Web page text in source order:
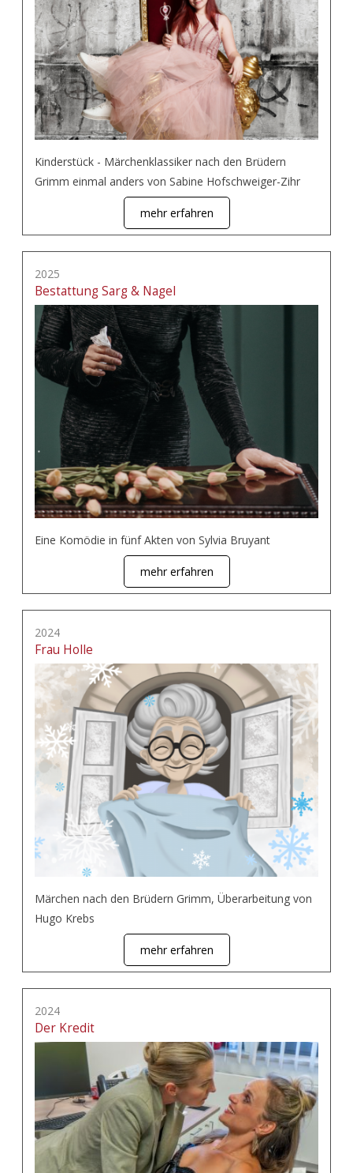
Kinderstück - Märchenklassiker nach den Brüdern
Grimm einmal anders von Sabine Hofschweiger-Zihr
mehr erfahren
2025
Bestattung Sarg & Nagel
Eine Komödie in fünf Akten von Sylvia Bruyant
mehr erfahren
2024
Frau Holle
Märchen nach den Brüdern Grimm, Überarbeitung von
Hugo Krebs
mehr erfahren
2024
Der Kredit